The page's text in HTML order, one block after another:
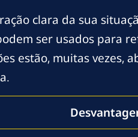
clara da sua
ser usados para
estão, muitas vezes,